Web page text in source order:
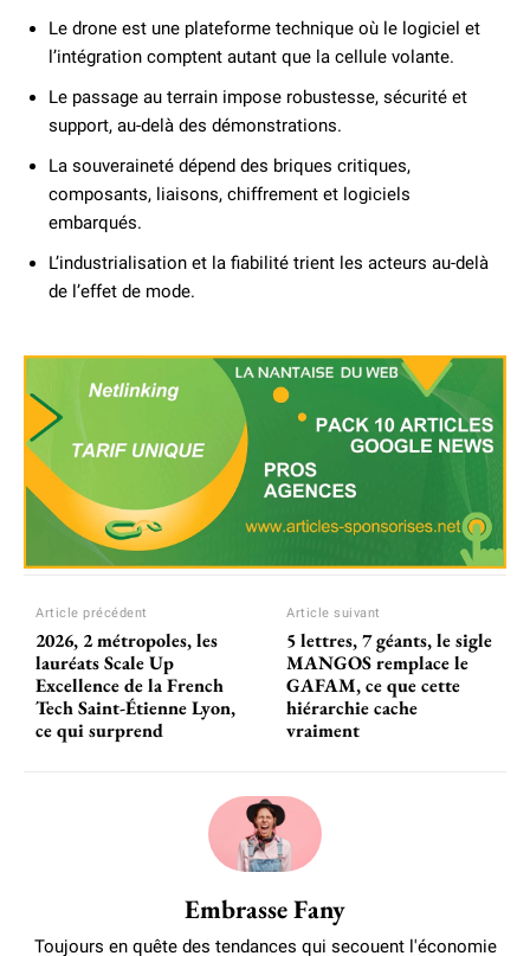
Le drone est une plateforme technique où le logiciel et
l’intégration comptent autant que la cellule volante.
Le passage au terrain impose robustesse, sécurité et
support, au-delà des démonstrations.
La souveraineté dépend des briques critiques,
composants, liaisons, chiffrement et logiciels
embarqués.
L’industrialisation et la fiabilité trient les acteurs au-delà
de l’effet de mode.
Article précédent
2026, 2 métropoles, les
lauréats Scale Up
Excellence de la French
Tech Saint-Étienne Lyon,
ce qui surprend
Article suivant
5 lettres, 7 géants, le sigle
MANGOS remplace le
GAFAM, ce que cette
hiérarchie cache
vraiment
Embrasse Fany
Toujours en quête des tendances qui secouent l'économie